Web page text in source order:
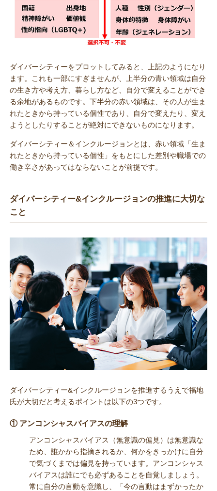
ダイバーシティーをプロットしてみると、上記のようになり
ます。これも一部にすぎませんが、上半分の青い領域は自分
の生き方や考え方、暮らし方など、自分で変えることができ
る余地があるものです。下半分の赤い領域は、その人が生ま
れたときから持っている個性であり、自分で変えたり、変え
ようとしたりすることが絶対にできないものになります。
ダイバーシティー＆インクルージョンとは、赤い領域「生ま
れたときから持っている個性」をもとにした差別や職場での
働き辛さがあってはならないことが前提です。
ダイバーシティー&インクルージョンの推進に大切な
こと
ダイバーシティー&インクルージョンを推進するうえで福地
氏が大切だと考えるポイントは以下の3つです。
① アンコンシャスバイアスの理解
アンコンシャスバイアス（無意識の偏見）は無意識な
ため、誰かから指摘されるか、何かをきっかけに自分
で気づくまでは偏見を持っています。アンコンシャス
バイアスは誰にでも必ずあることを自覚しましょう。
常に自分の言動を意識し、「今の言動はまずかったか